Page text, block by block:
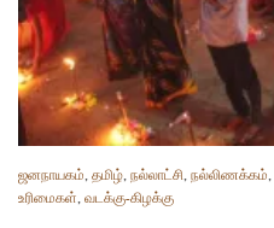
ஜனநாயகம், தமிழ், நல்லாட்சி, நல்லிணக்கம்,
உரிமைகள், வடக்கு-கிழக்கு